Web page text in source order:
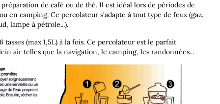
de café ou de thé. Il est idéal lors de périodes de
en camping. Ce percolateur s'adapte à tout type de feux (gaz,
lampe à pétrole...).
(max 1,5L) à la fois. Ce percolateur est le parfait
air telles que la navigation, le camping, les randonnées...